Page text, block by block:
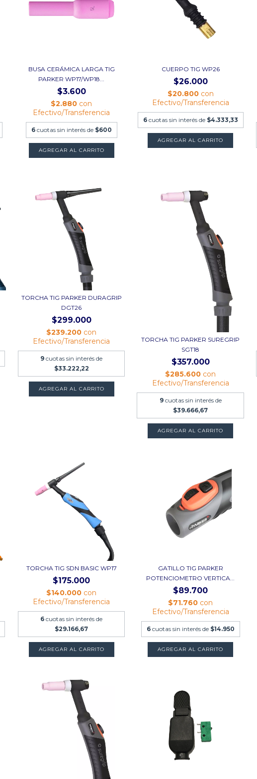
BUSA CERÁMICA LARGA TIG
PARKER WP17/WP18...
$3.600
$2.880 con
Efectivo/Transferencia
6 cuotas sin interés de $600
AGREGAR AL CARRITO
CUERPO TIG WP26
$26.000
$20.800 con
Efectivo/Transferencia
6 cuotas sin interés de $4.333,33
AGREGAR AL CARRITO
TORCHA TIG PARKER DURAGRIP
DGT26
$299.000
$239.200 con
Efectivo/Transferencia
9 cuotas sin interés de
$33.222,22
AGREGAR AL CARRITO
TORCHA TIG PARKER SUREGRIP
SGT18
$357.000
$285.600 con
Efectivo/Transferencia
9 cuotas sin interés de
$39.666,67
AGREGAR AL CARRITO
TORCHA TIG SDN BASIC WP17
$175.000
$140.000 con
Efectivo/Transferencia
6 cuotas sin interés de
$29.166,67
AGREGAR AL CARRITO
GATILLO TIG PARKER
POTENCIOMETRO VERTICA...
$89.700
$71.760 con
Efectivo/Transferencia
6 cuotas sin interés de $14.950